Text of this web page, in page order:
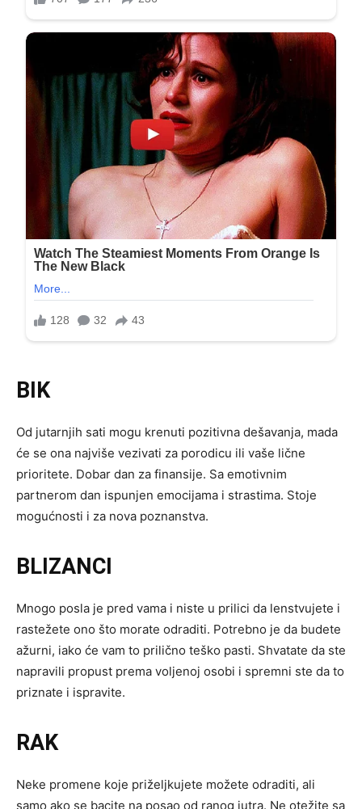
BIK
Od jutarnjih sati mogu krenuti pozitivna dešavanja, mada
će se ona najviše vezivati za porodicu ili vaše lične
prioritete. Dobar dan za finansije. Sa emotivnim
partnerom dan ispunjen emocijama i strastima. Stoje
mogućnosti i za nova poznanstva.
BLIZANCI
Mnogo posla je pred vama i niste u prilici da lenstvujete i
rastežete ono što morate odraditi. Potrebno je da budete
ažurni, iako će vam to prilično teško pasti. Shvatate da ste
napravili propust prema voljenoj osobi i spremni ste da to
priznate i ispravite.
RAK
Neke promene koje priželjkujete možete odraditi, ali
samo ako se bacite na posao od ranog jutra. Ne otežite sa